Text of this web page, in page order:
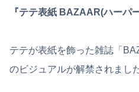
『テテ表紙 BAZAAR(ハーパ
テテが表紙を飾った雑誌「
のビジュアルが解禁されまし